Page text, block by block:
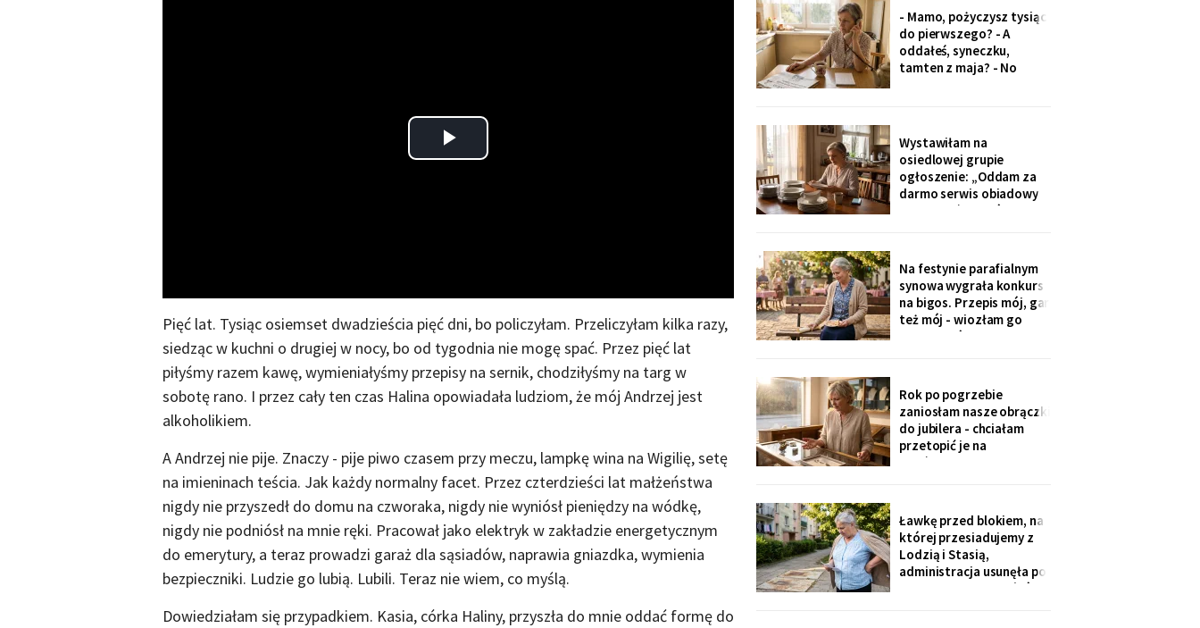
Play
Pięć lat. Tysiąc osiemset dwadzieścia pięć dni, bo policzyłam. Przeliczyłam kilka razy,
siedząc w kuchni o drugiej w nocy, bo od tygodnia nie mogę spać. Przez pięć lat
piłyśmy razem kawę, wymieniałyśmy przepisy na sernik, chodziłyśmy na targ w
sobotę rano. I przez cały ten czas Halina opowiadała ludziom, że mój Andrzej jest
alkoholikiem.
A Andrzej nie pije. Znaczy - pije piwo czasem przy meczu, lampkę wina na Wigilię, setę
na imieninach teścia. Jak każdy normalny facet. Przez czterdzieści lat małżeństwa
nigdy nie przyszedł do domu na czworaka, nigdy nie wyniósł pieniędzy na wódkę,
nigdy nie podniósł na mnie ręki. Pracował jako elektryk w zakładzie energetycznym
do emerytury, a teraz prowadzi garaż dla sąsiadów, naprawia gniazdka, wymienia
bezpieczniki. Ludzie go lubią. Lubili. Teraz nie wiem, co myślą.
Dowiedziałam się przypadkiem. Kasia, córka Haliny, przyszła do mnie oddać formę do
to tatowe pieniądze, a
tata by chciał pomagać
nam, nie tobie".
- Mamo, pożyczysz tysiąc
do pierwszego? - A
oddałeś, syneczku,
tamten z maja? - No
później zadzwoniła
synowa. Zaczęła od tego,
że „babcia podobno robi
problemy".
Wystawiłam na
osiedlowej grupie
ogłoszenie: „Oddam za
darmo serwis obiadowy
na dwanaście osób,
kogo nakrywać". W dwie
godziny napisało
czterdzieści obcych osób.
Z rodziny - nikt, choć
wszyscy tam siedzą.
Na festynie parafialnym
synowa wygrała konkurs
na bigos. Przepis mój, gar
też mój - wiozłam go
rano taksówką, żeby się
mikrofonu: „to stary
przepis z mojej rodziny".
Klaskałam razem ze
wszystkimi.
Rok po pogrzebie
zaniosłam nasze obrączki
do jubilera - chciałam
przetopić je na
pierścionek dla wnuczki.
cicho: „Pani jest złota.
Męża - pozłacana, dobra
imitacja, robota sprzed
lat".
Ławkę przed blokiem, na
której przesiadujemy z
Lodzią i Stasią,
administracja usunęła po
„skargach mieszkańców"